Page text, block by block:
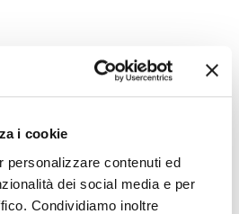
i cookie
personalizzare contenuti ed
dei social media e per
Condividiamo inoltre
AL CAMPO
tra campo, palestra e
anche sui primi accenni di rientro